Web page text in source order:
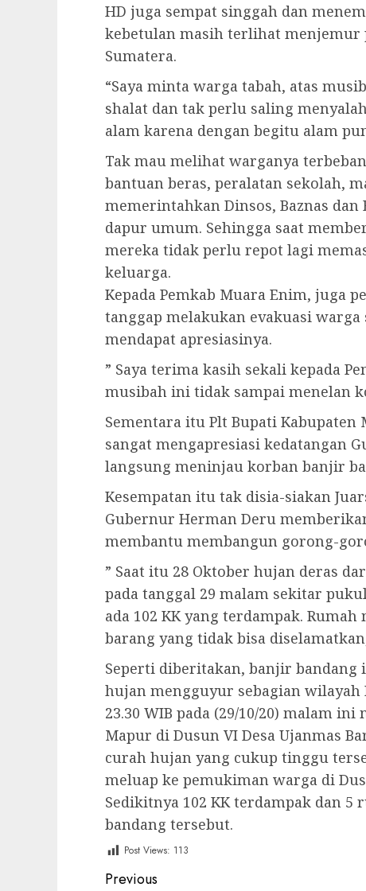
HD juga sempat singgah dan
kebetulan masih terlihat menjemur
Sumatera.
“Saya minta warga tabah, atas
shalat dan tak perlu saling
alam karena dengan begitu alam
Tak mau melihat warganya
bantuan beras, peralatan sekolah,
memerintahkan Dinsos, Baznas dan
dapur umum. Sehingga saat
mereka tidak perlu repot lagi
keluarga.
Kepada Pemkab Muara Enim, juga
tanggap melakukan evakuasi
mendapat apresiasinya.
” Saya terima kasih sekali kepada
musibah ini tidak sampai menelan
Sementara itu Plt Bupati Kabupaten
sangat mengapresiasi kedatangan
langsung meninjau korban banjir
Kesempatan itu tak disia-siakan
Gubernur Herman Deru
membantu membangun gorong-
” Saat itu 28 Oktober hujan deras
pada tanggal 29 malam sekitar
ada 102 KK yang terdampak.
barang yang tidak bisa
Seperti diberitakan, banjir
hujan mengguyur sebagian
23.30 WIB pada (29/10/20) malam
Mapur di Dusun VI Desa Ujanmas
curah hujan yang cukup tinggu
meluap ke pemukiman warga di
Sedikitnya 102 KK terdampak dan
bandang tersebut.
Post Views: 113
Post
Previous